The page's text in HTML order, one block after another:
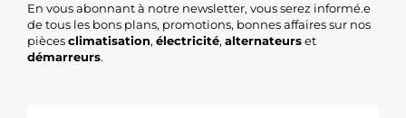
En vous abonnant à notre newsletter, vous serez informé.e
de tous les bons plans, promotions, bonnes affaires sur nos
piècesclimatisation, électricité, alternateurset
démarreurs.